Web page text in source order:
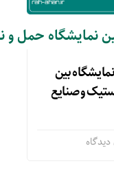
نمایشگاه حمل
بین
و صنایع